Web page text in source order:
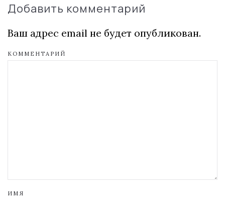
Добавить комментарий
Ваш адрес email не будет опубликован.
КОММЕНТАРИЙ
ИМЯ